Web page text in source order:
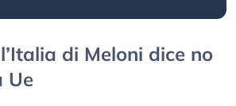
di Meloni dice no
Ue